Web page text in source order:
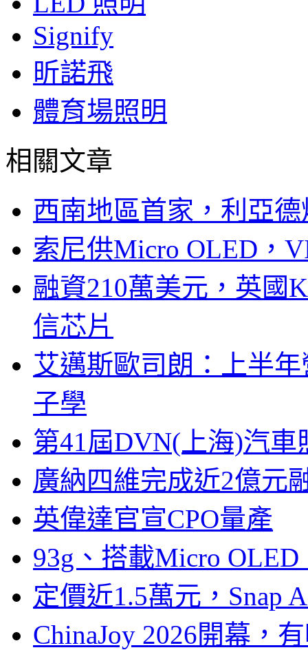
Signify
昕諾飛
體育場照明
相關文章
西南地區首家，利亞
索尼供Micro OLED，
融資210萬美元，英國
信芯片
艾邁斯歐司朗：上半
子學
第41屆DVN(上海)汽
廣納四維完成近2億元
英偉達官宣CPO量產
93g、搭載Micro
定價近1.5萬元，Snap
ChinaJoy 2026開幕，